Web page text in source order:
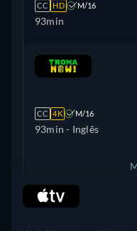
CC HD M/16
93min
CC 4K M/16
93min - Inglês
Canadá